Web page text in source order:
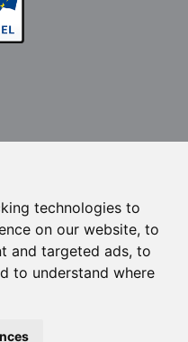
technologies to
on our website, to
and targeted ads, to
to understand where
Next, ha contado con el apoyo
FEDER. La finalidad de
de la empresa y de su
© 2024 Frecan, S.L.U. -
privacidad